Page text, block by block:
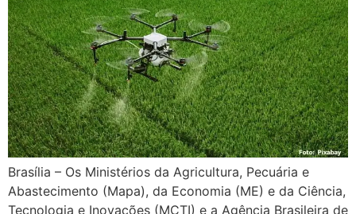
Brasília – Os Ministérios da Agricultura, Pecuária e
Abastecimento (Mapa), da Economia (ME) e da Ciência,
Tecnologia e Inovações (MCTI) e a Agência Brasileira de